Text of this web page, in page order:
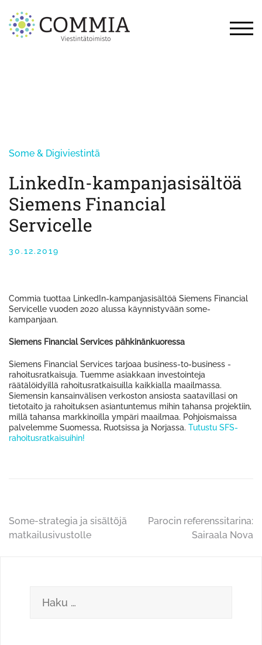
content
Some & Digiviestintä
LinkedIn-kampanjasisältöä
Siemens Financial
Servicelle
30.12.2019
Commia tuottaa LinkedIn-kampanjasisältöä Siemens Financial
Servicelle vuoden 2020 alussa käynnistyvään some-
kampanjaan.
Siemens Financial Services pähkinänkuoressa
Siemens Financial Services tarjoaa business-to-business -
rahoitusratkaisuja. Tuemme asiakkaan investointeja
räätälöidyillä rahoitusratkaisuilla kaikkialla maailmassa.
Siemensin kansainvälisen verkoston ansiosta saatavillasi on
tietotaito ja rahoituksen asiantuntemus mihin tahansa projektiin,
millä tahansa markkinoilla ympäri maailmaa. Pohjoismaissa
palvelemme Suomessa, Ruotsissa ja Norjassa. Tutustu SFS-
rahoitusratkaisuihin!
Artikkelien
selaus
Some-strategia ja sisältöjä
matkailusivustolle
Parocin referenssitarina:
Sairaala Nova